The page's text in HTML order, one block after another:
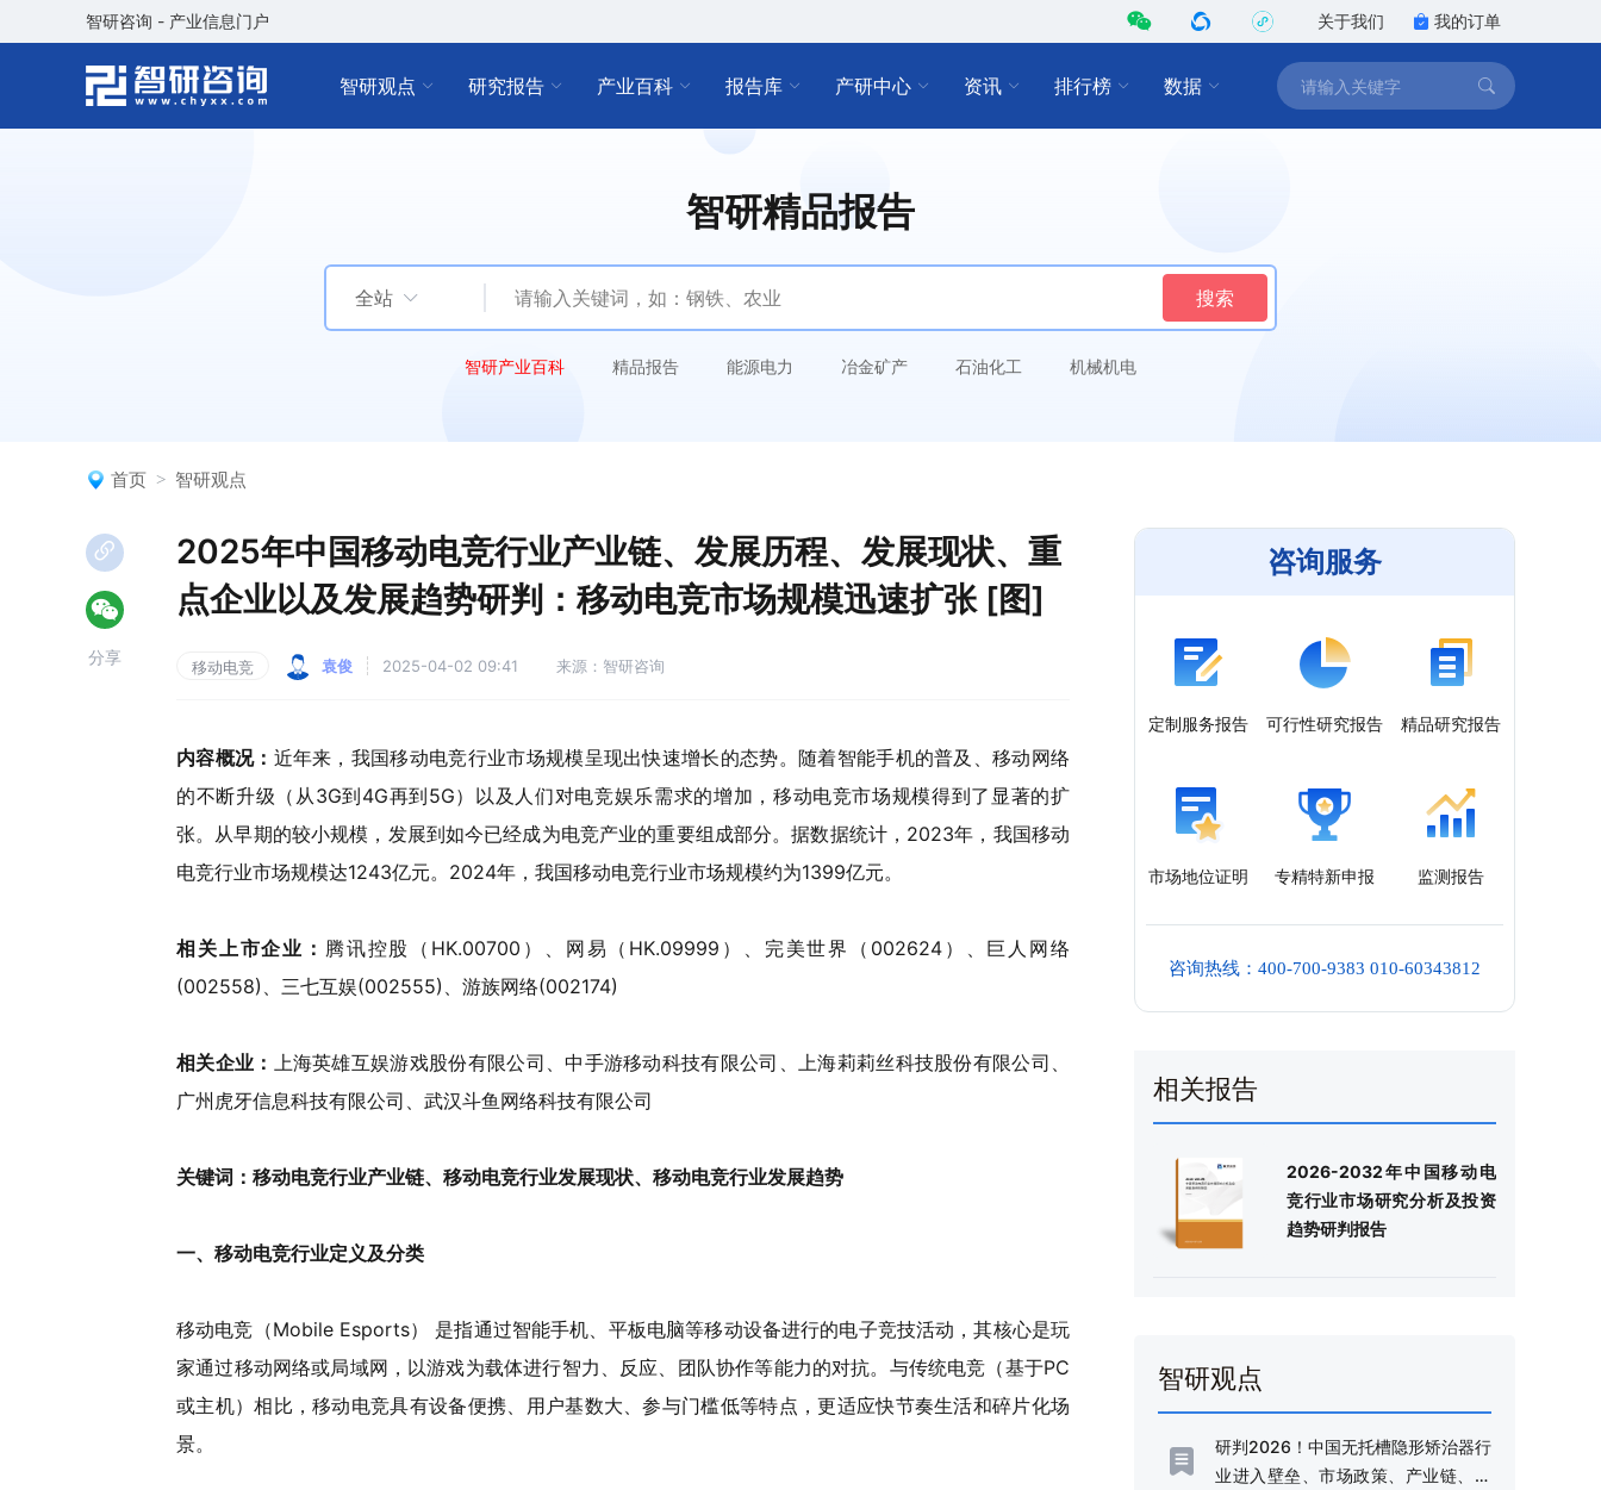
智研咨询 - 产业信息门户 关于我们 我的订单
智研观点 研究报告 产业百科 报告库 产研中心 资讯 排行榜 数据
智研精品报告
全站 搜索
智研产业百科 精品报告 能源电力 冶金矿产 石油化工 机械机电
首页 智研观点
2025年中国移动电竞行业产业链、发展历程、发展现状、重
点企业以及发展趋势研判：移动电竞市场规模迅速扩张 [图]
移动电竞 袁俊 2025-04-02 09:41 来源：智研咨询
内容概况： 近年来，我国移动电竞行业市场规模呈现出快速增长的态势。随着智能手机的普及、移动网络
的不断升级（从3G到4G再到5G）以及人们对电竞娱乐需求的增加，移动电竞市场规模得到了显著的扩
张。从早期的较小规模，发展到如今已经成为电竞产业的重要组成部分。据数据统计，2023年，我国移动
电竞行业市场规模达1243亿元。2024年，我国移动电竞行业市场规模约为1399亿元。
相关上市企业： 腾讯控股（HK.00700）、网易（HK.09999）、完美世界（002624）、巨人网络
(002558)、三七互娱(002555)、游族网络(002174)
相关企业： 上海英雄互娱游戏股份有限公司、中手游移动科技有限公司、上海莉莉丝科技股份有限公司、
广州虎牙信息科技有限公司、武汉斗鱼网络科技有限公司
关键词： 移动电竞行业产业链、移动电竞行业发展现状、移动电竞行业发展趋势
一、移动电竞行业定义及分类
移动电竞（Mobile Esports） 是指通过智能手机、平板电脑等移动设备进行的电子竞技活动，其核心是玩
家通过移动网络或局域网，以游戏为载体进行智力、反应、团队协作等能力的对抗。与传统电竞（基于PC
或主机）相比，移动电竞具有设备便携、用户基数大、参与门槛低等特点，更适应快节奏生活和碎片化场
景。
分享
咨询服务
定制服务报告 可行性研究报告 精品研究报告
市场地位证明 专精特新申报 监测报告
咨询热线：400-700-9383 010-60343812
相关报告
2026-2032年中国移动电
竞行业市场研究分析及投资
趋势研判报告
智研观点
研判2026！中国无托槽隐形矫治器行
业进入壁垒、市场政策、产业链、市